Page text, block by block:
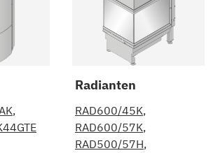
Radianten
RAD600/45K
RAD600/57K
RAD500/57H